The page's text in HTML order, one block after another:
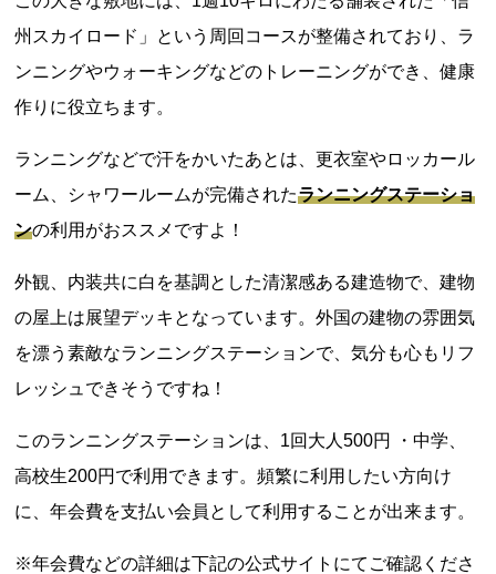
州スカイロード」という周回コースが整備されており、ラ
ンニングやウォーキングなどのトレーニングができ、健康
作りに役立ちます。
ランニングなどで汗をかいたあとは、更衣室やロッカール
ーム、シャワールームが完備されたランニングステーショ
ンの利用がおススメですよ！
外観、内装共に白を基調とした清潔感ある建造物で、建物
の屋上は展望デッキとなっています。外国の建物の雰囲気
を漂う素敵なランニングステーションで、気分も心もリフ
レッシュできそうですね！
このランニングステーションは、1回大人500円 ・中学、
高校生200円で利用できます。頻繁に利用したい方向け
に、年会費を支払い会員として利用することが出来ます。
※年会費などの詳細は下記の公式サイトにてご確認くださ